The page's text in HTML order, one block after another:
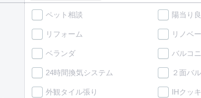
ペット相談 陽当り
リフォーム リノベ
ベランダ バルコ
24時間換気システム ２面バ
外観タイル張り IHクッ